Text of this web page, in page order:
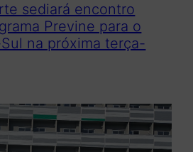
sediará encontro
Previne para o
na próxima terça-